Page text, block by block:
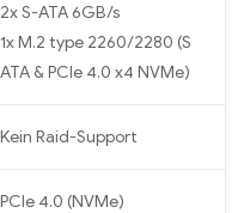
2x S-ATA 6GB/s
1x M.2 type 2260/2280 (S
ATA & PCIe 4.0 x4 NVMe)
Kein Raid-Support
PCIe 4.0 (NVMe)